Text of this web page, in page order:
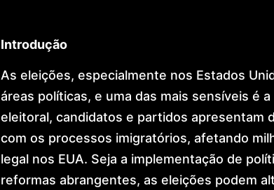
Introdução
As eleições, especialmente nos Estados
áreas políticas, e uma das mais sensíveis é
eleitoral, candidatos e partidos apresentam
com os processos imigratórios, afetando
legal nos EUA. Seja a implementação de
reformas abrangentes, as eleições podem